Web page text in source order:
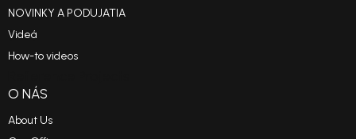
NOVINKY A PODUJATIA
Videá
How-to videos
O NÁS
About Us